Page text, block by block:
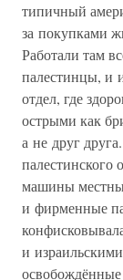
типичный
за покупками
Работали там
палестинцы, и
отдел, где
острыми как
а не друг
машины
и фирменные
и